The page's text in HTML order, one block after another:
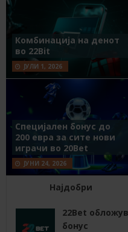
Комбинација на денот
во 22Bit
ЈУЛИ 1, 2026
Специјален бонус до
200 евра за сите нови
играчи во 20Bet
ЈУНИ 24, 2026
Најдобри
22Bet
бонус